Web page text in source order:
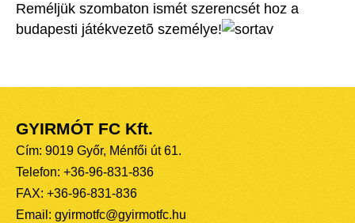
Reméljük szombaton ismét szerencsét hoz a
budapesti játékvezetõ személye!
GYIRMÓT FC Kft.
Cím: 9019 Győr, Ménfői út 61.
Telefon: +36-96-831-836
FAX: +36-96-831-836
Email: gyirmotfc@gyirmotfc.hu